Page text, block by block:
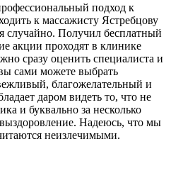
подход к
к массажисту Ястребцову
Получил бесплатный
акции проходят в клинике
сразу оценить специалиста и
сами можете выбрать
благожелательный и
даром видеть то, что не
и буквально за несколько
Надеюсь, что мы
неизлечимыми.